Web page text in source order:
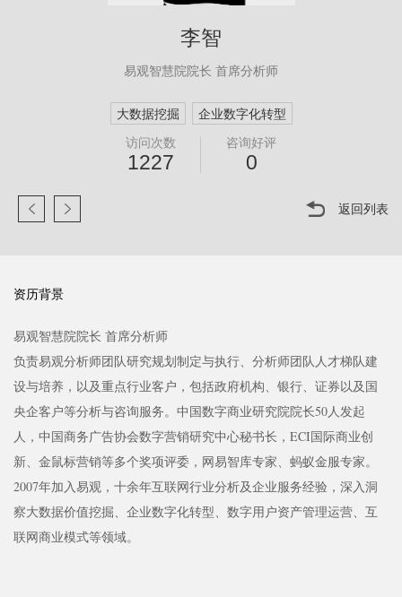
李智
易观智慧院院长 首席分析师
大数据挖掘
企业数字化转型
访问次数
1227
咨询好评
0
返回列表
资历背景
易观智慧院院长 首席分析师
负责易观分析师团队研究规划制定与执行、分析师团队人才梯队建
设与培养，以及重点行业客户，包括政府机构、银行、证券以及国
央企客户等分析与咨询服务。中国数字商业研究院院长50人发起
人，中国商务广告协会数字营销研究中心秘书长，ECI国际商业创
新、金鼠标营销等多个奖项评委，网易智库专家、蚂蚁金服专家。
2007年加入易观，十余年互联网行业分析及企业服务经验，深入洞
察大数据价值挖掘、企业数字化转型、数字用户资产管理运营、互
联网商业模式等领域。